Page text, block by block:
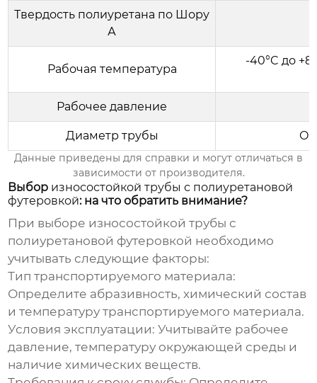
Твердость полиуретана по Шору
А
Рабочая температура
-40°C до
Рабочее давление
Диаметр трубы От
Данные приведены для справки и могут отличаться в
зависимости от производителя.
Выбор износостойкой трубы с полиуретановой
футеровкой: на что обратить внимание?
При выборе износостойкой трубы с
полиуретановой футеровкой необходимо
учитывать следующие факторы:
Тип транспортируемого материала:
Определите абразивность, химический состав
и температуру транспортируемого материала.
Условия эксплуатации: Учитывайте рабочее
давление, температуру окружающей среды и
наличие химических веществ.